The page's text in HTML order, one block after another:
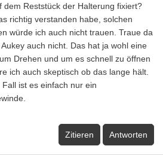
dem Reststück der Halterung fixiert?
richtig verstanden habe, solchen
würde ich auch nicht trauen. Traue da
auch nicht. Das hat ja wohl eine
Drehen und um es schnell zu öffnen
ich auch skeptisch ob das lange hält.
Fall ist es einfach nur ein
Zitieren Antworten